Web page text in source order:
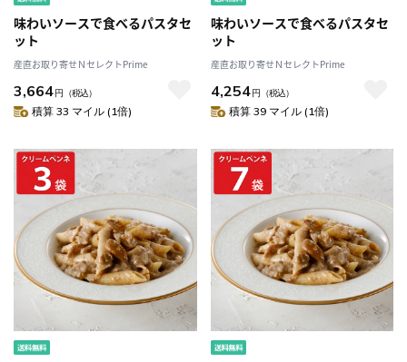
味わいソースで食べるパスタセ
ット
産直お取り寄せＮセレクトPrime
3,664円 （税込）
積算 33 マイル (1倍)
味わいソースで食べるパスタセ
ット
産直お取り寄せＮセレクトPrime
4,254円 （税込）
積算 39 マイル (1倍)